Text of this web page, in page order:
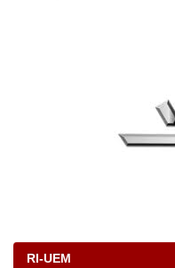
RI-UEM